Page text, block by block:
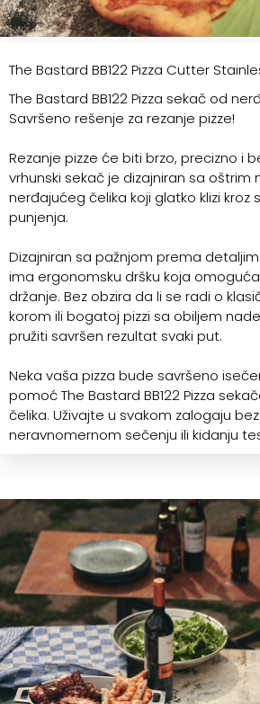
The Bastard BB122 Pizza Cutter
The Bastard BB122 Pizza sekač od
Savršeno rešenje za rezanje pizze!
Rezanje pizze će biti brzo, precizno i
vrhunski sekač je dizajniran sa oštrim
nerđajućeg čelika koji glatko klizi kroz
punjenja.
Dizajniran sa pažnjom prema
ima ergonomsku dršku koja
držanje. Bez obzira da li se radi o
korom ili bogatoj pizzi sa obiljem
pružiti savršen rezultat svaki put.
Neka vaša pizza bude savršeno
pomoć The Bastard BB122 Pizza
čelika. Uživajte u svakom zalogaju
neravnomernom sečenju ili kidanju